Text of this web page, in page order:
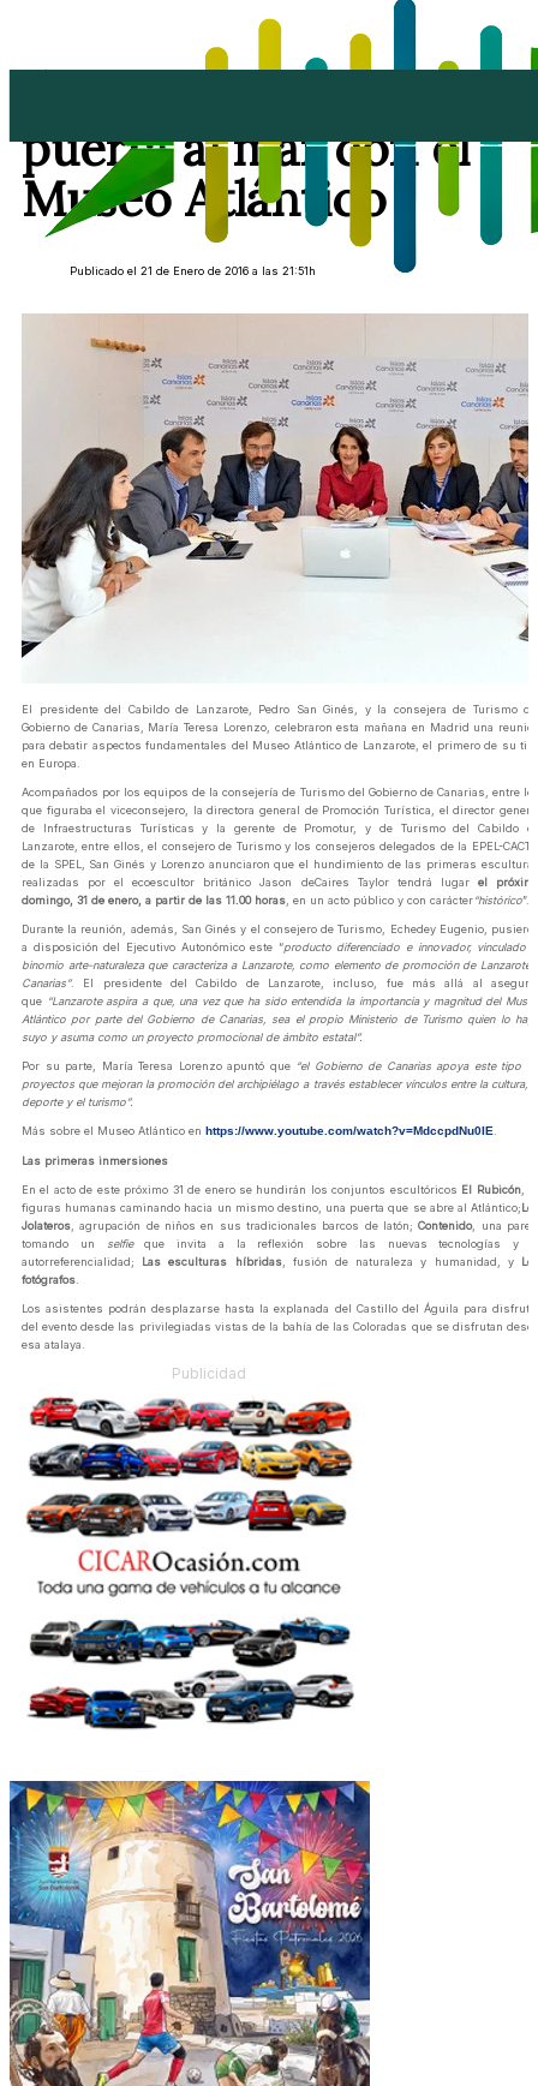
puerta al mar con el
Museo Atlántico
Publicado el 21 de Enero de 2016 a las 21:51h
El presidente del Cabildo de Lanzarote, Pedro San Ginés, y la consejera de Turismo
Gobierno de Canarias, María Teresa Lorenzo, celebraron esta mañana en Madrid una
para debatir aspectos fundamentales del Museo Atlántico de Lanzarote, el primero de su
en Europa.
Acompañados por los equipos de la consejería de Turismo del Gobierno de Canarias, entre
que figuraba el viceconsejero, la directora general de Promoción Turística, el director
de Infraestructuras Turísticas y la gerente de Promotur, y de Turismo del Cabildo
Lanzarote, entre ellos, el consejero de Turismo y los consejeros delegados de la EPEL-CACT
de la SPEL, San Ginés y Lorenzo anunciaron que el hundimiento de las primeras
realizadas por el ecoescultor británico Jason deCaires Taylor tendrá lugar el
domingo, 31 de enero, a partir de las 11.00 horas , en un acto público y con carácter“histórico”.
Durante la reunión, además, San Ginés y el consejero de Turismo, Echedey Eugenio,
a disposición del Ejecutivo Autonómico este “producto diferenciado e innovador, vinculado
binomio arte-naturaleza que caracteriza a Lanzarote, como elemento de promoción de Lanzarote
Canarias”. El presidente del Cabildo de Lanzarote, incluso, fue más allá al
que “Lanzarote aspira a que, una vez que ha sido entendida la importancia y magnitud del
Atlántico por parte del Gobierno de Canarias, sea el propio Ministerio de Turismo quien lo
suyo y asuma como un proyecto promocional de ámbito estatal”.
Por su parte, María Teresa Lorenzo apuntó que “el Gobierno de Canarias apoya este tipo
proyectos que mejoran la promoción del archipiélago a través establecer vínculos entre la cultura,
deporte y el turismo”.
Más sobre el Museo Atlántico en https://www.youtube.com/watch?v=MdccpdNu0IE.
Las primeras inmersiones
En el acto de este próximo 31 de enero se hundirán los conjuntos escultóricos El Rubicón,
figuras humanas caminando hacia un mismo destino, una puerta que se abre al Atlántico;
Jolateros , agrupación de niños en sus tradicionales barcos de latón;Contenido, una
tomando un
selfieque invita a la reflexión sobre las nuevas tecnologías y
autorreferencialidad; Las esculturas híbridas, fusión de naturaleza y humanidad, y
fotógrafos
Los asistentes podrán desplazarse hasta la explanada del Castillo del Águila para
del evento desde las privilegiadas vistas de la bahía de las Coloradas que se disfrutan
esa atalaya.
Publicidad